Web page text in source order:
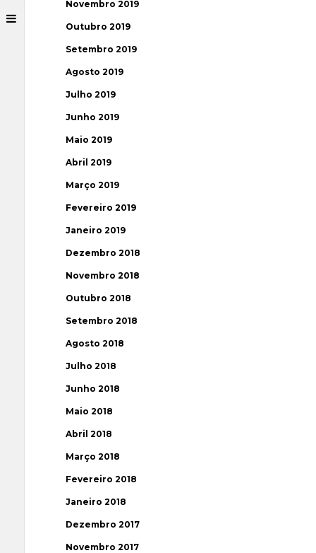
Novembro 2019
Outubro 2019
Setembro 2019
Agosto 2019
Julho 2019
Junho 2019
Maio 2019
Abril 2019
Março 2019
Fevereiro 2019
Janeiro 2019
Dezembro 2018
Novembro 2018
Outubro 2018
Setembro 2018
Agosto 2018
Julho 2018
Junho 2018
Maio 2018
Abril 2018
Março 2018
Fevereiro 2018
Janeiro 2018
Dezembro 2017
Novembro 2017